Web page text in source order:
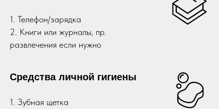
1. Телефон/зарядка
2. Книги или журналы, пр.
развлечения если нужно
Средства личной гигиены
1. Зубная щетка